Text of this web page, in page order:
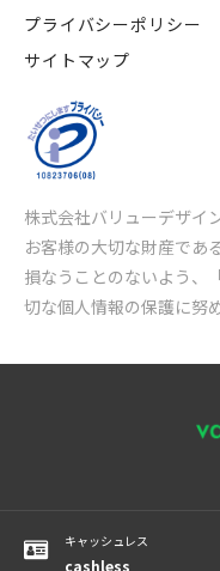
プライバシーポリシー
サイトマップ
株式会社バリューデザイ
お客様の大切な財産であ
損なうことのないよう、
切な個人情報の保護に努
キャッシュレス
cashless